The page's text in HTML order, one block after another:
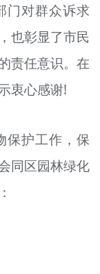
门对群众诉求
也彰显了市民
责任意识。在
衷心感谢!
保护工作，保
同区园林绿化